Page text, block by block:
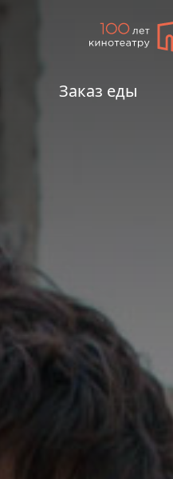
Заказ еды